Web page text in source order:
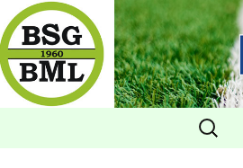
Bonn BML
Suchen
nach: